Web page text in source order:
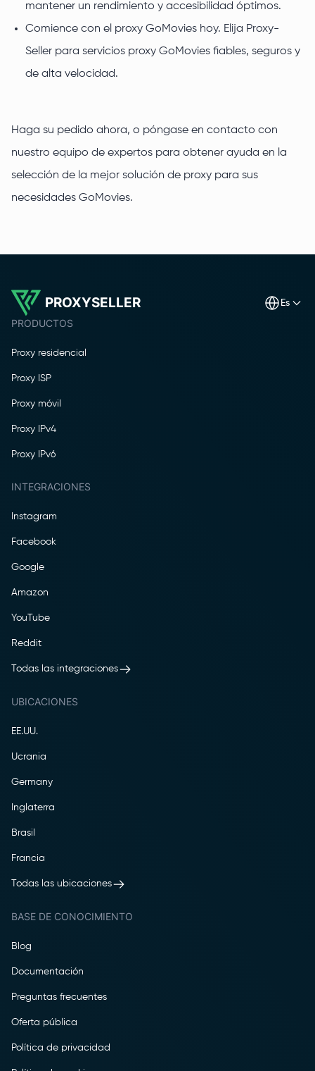
mantener un rendimiento y accesibilidad óptimos.
Comience con el proxy GoMovies hoy. Elija Proxy-
Seller para servicios proxy GoMovies fiables, seguros y
de alta velocidad.
Haga su pedido ahora, o póngase en contacto con
nuestro equipo de expertos para obtener ayuda en la
selección de la mejor solución de proxy para sus
necesidades GoMovies.
PROXYSELLER es
PRODUCTOS
Proxy residencial
Proxy ISP
Proxy móvil
Proxy IPv4
Proxy IPv6
INTEGRACIONES
Instagram
Facebook
Google
Amazon
YouTube
Reddit
Todas las integraciones
UBICACIONES
EE.UU.
Ucrania
Germany
Inglaterra
Brasil
Francia
Todas las ubicaciones
BASE DE CONOCIMIENTO
Blog
Documentación
Preguntas frecuentes
Oferta pública
Política de privacidad